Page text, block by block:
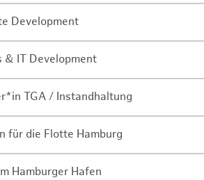
Development
& IT Development
TGA / Instandhaltung
für die Flotte Hamburg
Hamburger Hafen